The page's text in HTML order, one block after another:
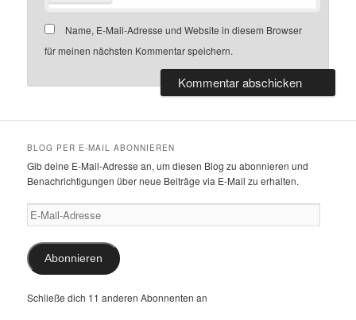
Name, E-Mail-Adresse und Website in diesem Browser
für meinen nächsten Kommentar speichern.
BLOG PER E-MAIL ABONNIEREN
Gib deine E-Mail-Adresse an, um diesen Blog zu abonnieren und
Benachrichtigungen über neue Beiträge via E-Mail zu erhalten.
E-
Mail-
Adresse
Abonnieren
Schließe dich 11 anderen Abonnenten an